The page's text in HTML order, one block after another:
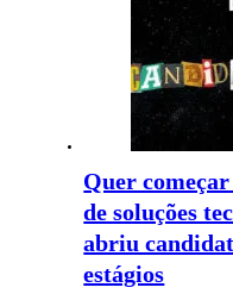
Quer
de soluções
abriu
estágios